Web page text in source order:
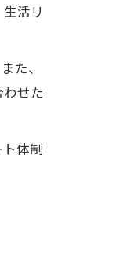
活リ
た、
せた
体制